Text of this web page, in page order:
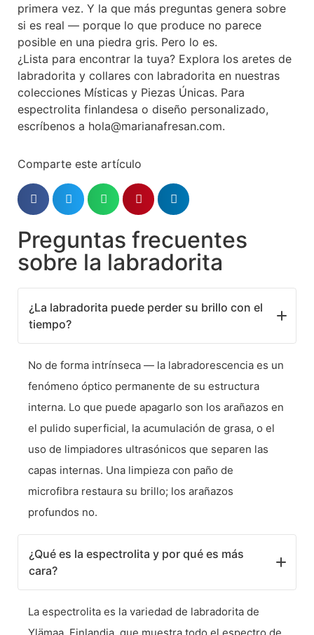
primera vez. Y la que más preguntas genera sobre
si es real — porque lo que produce no parece
posible en una piedra gris. Pero lo es.
¿Lista para encontrar la tuya? Explora los aretes de
labradorita y collares con labradorita en nuestras
colecciones Místicas y Piezas Únicas. Para
espectrolita finlandesa o diseño personalizado,
escríbenos a hola@marianafresan.com.
Comparte este artículo
Preguntas frecuentes
sobre la labradorita
¿La labradorita puede perder su brillo con el
tiempo?
No de forma intrínseca — la labradorescencia es un
fenómeno óptico permanente de su estructura
interna. Lo que puede apagarlo son los arañazos en
el pulido superficial, la acumulación de grasa, o el
uso de limpiadores ultrasónicos que separen las
capas internas. Una limpieza con paño de
microfibra restaura su brillo; los arañazos
profundos no.
¿Qué es la espectrolita y por qué es más
cara?
La espectrolita es la variedad de labradorita de